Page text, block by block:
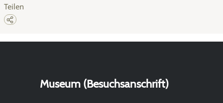
Teilen
Museum (Besuchsanschrift)